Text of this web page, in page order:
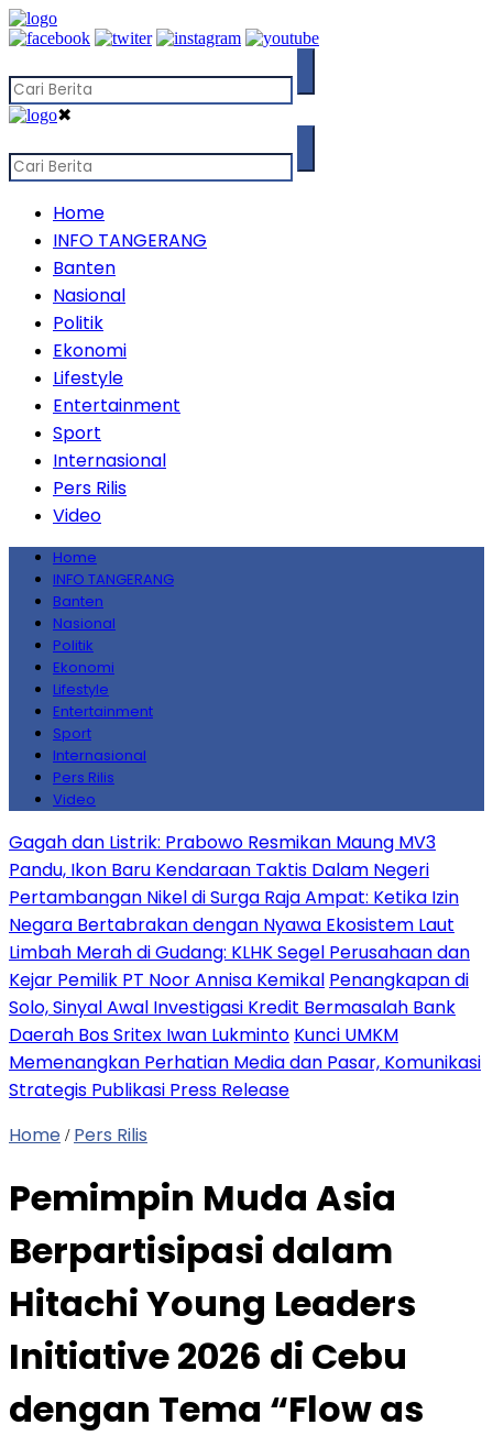
✖
Home
INFO TANGERANG
Banten
Nasional
Politik
Ekonomi
Lifestyle
Entertainment
Sport
Internasional
Pers Rilis
Video
Home
INFO TANGERANG
Banten
Nasional
Politik
Ekonomi
Lifestyle
Entertainment
Sport
Internasional
Pers Rilis
Video
Gagah dan Listrik: Prabowo Resmikan Maung MV3
Pandu, Ikon Baru Kendaraan Taktis Dalam Negeri
Pertambangan Nikel di Surga Raja Ampat: Ketika Izin
Negara Bertabrakan dengan Nyawa Ekosistem Laut
Limbah Merah di Gudang: KLHK Segel Perusahaan dan
Kejar Pemilik PT Noor Annisa Kemikal Penangkapan di
Solo, Sinyal Awal Investigasi Kredit Bermasalah Bank
Daerah Bos Sritex Iwan Lukminto Kunci UMKM
Memenangkan Perhatian Media dan Pasar, Komunikasi
Strategis Publikasi Press Release
Home / Pers Rilis
Pemimpin Muda Asia
Berpartisipasi dalam
Hitachi Young Leaders
Initiative 2026 di Cebu
dengan Tema “Flow as